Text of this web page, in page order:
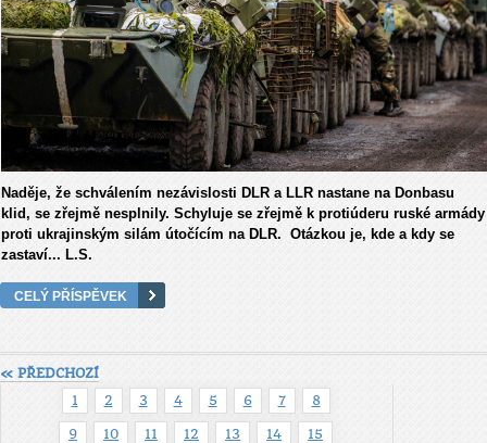
Naděje, že schválením nezávislosti DLR a LLR nastane na Donbasu
klid, se zřejmě nesplnily. Schyluje se zřejmě k protiúderu ruské armády
proti ukrajinským silám útočícím na DLR. Otázkou je, kde a kdy se
zastaví... L.S.
CELÝ PŘÍSPĚVEK
« PŘEDCHOZÍ
1
2 3 4 5 6 7 8
9 10 11 12 13 14 15